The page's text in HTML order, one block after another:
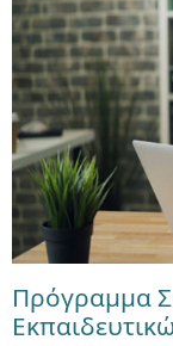
Πρόγραμμα